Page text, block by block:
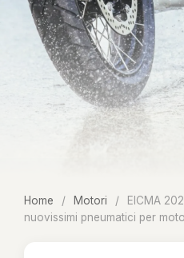
Home / Motori /
EICMA
nuovissimi pneumatici per moto